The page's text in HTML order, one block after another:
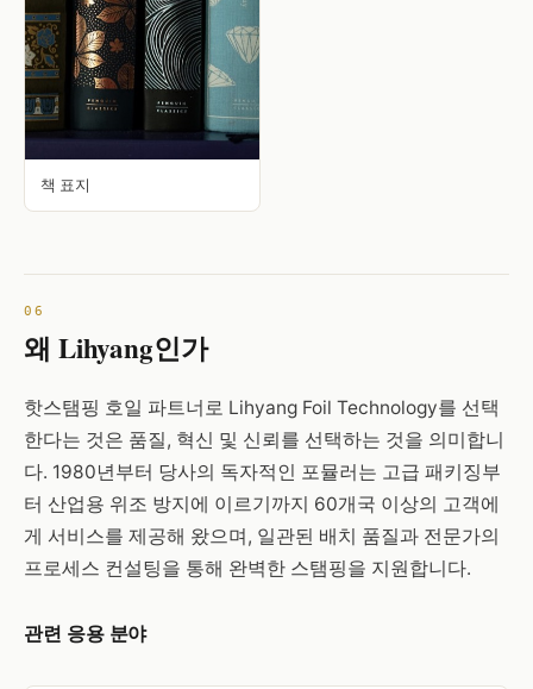
책 표지
왜 Lihyang인가
핫스탬핑 호일 파트너로 Lihyang Foil Technology를 선택
한다는 것은 품질, 혁신 및 신뢰를 선택하는 것을 의미합니
다. 1980년부터 당사의 독자적인 포뮬러는 고급 패키징부
터 산업용 위조 방지에 이르기까지 60개국 이상의 고객에
게 서비스를 제공해 왔으며, 일관된 배치 품질과 전문가의
프로세스 컨설팅을 통해 완벽한 스탬핑을 지원합니다.
관련 응용 분야